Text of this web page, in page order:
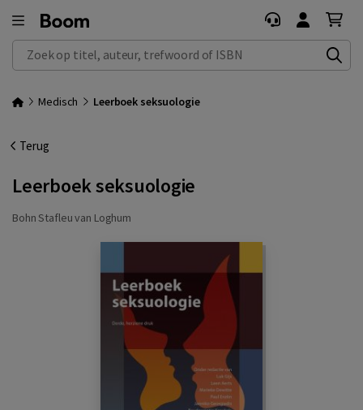
Zoek op titel, auteur, trefwoord of ISBN
Medisch Leerboek seksuologie
Terug
Leerboek seksuologie
Bohn Stafleu van Loghum